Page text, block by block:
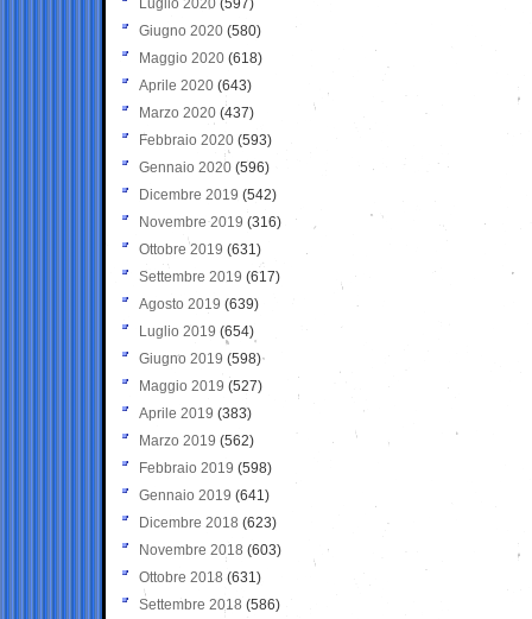
Luglio 2020 (597)
Giugno 2020 (580)
Maggio 2020 (618)
Aprile 2020 (643)
Marzo 2020 (437)
Febbraio 2020 (593)
Gennaio 2020 (596)
Dicembre 2019 (542)
Novembre 2019 (316)
Ottobre 2019 (631)
Settembre 2019 (617)
Agosto 2019 (639)
Luglio 2019 (654)
Giugno 2019 (598)
Maggio 2019 (527)
Aprile 2019 (383)
Marzo 2019 (562)
Febbraio 2019 (598)
Gennaio 2019 (641)
Dicembre 2018 (623)
Novembre 2018 (603)
Ottobre 2018 (631)
Settembre 2018 (586)